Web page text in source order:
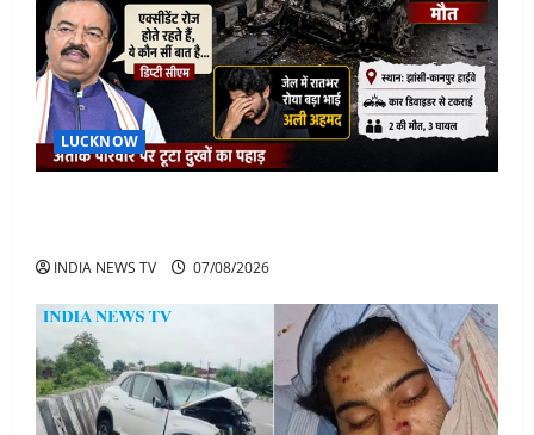
LUCKNOW
INDIA NEWS TV 07/08/2026